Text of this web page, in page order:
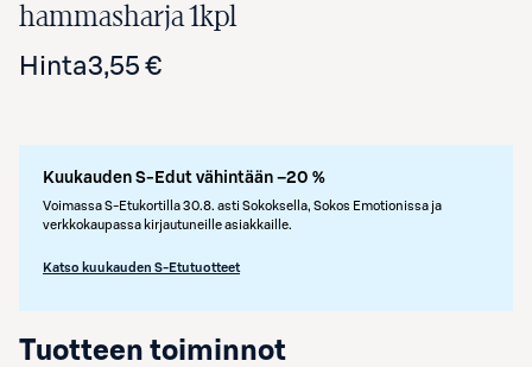
hammasharja 1kpl
Hinta3,55 €
Kuukauden S-Edut vähintään –20 %
Voimassa S-Etukortilla 30.8. asti Sokoksella, Sokos Emotionissa ja
verkkokaupassa kirjautuneille asiakkaille.
Katso kuukauden S-Etutuotteet
Tuotteen toiminnot